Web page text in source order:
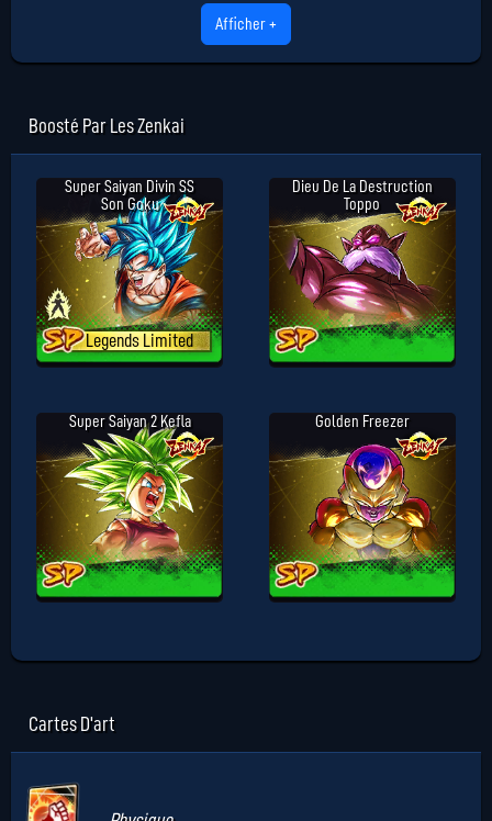
Afficher +
Boosté Par Les Zenkai
Super Saiyan Divin SS
Son Goku
Legends Limited
Dieu De La Destruction
Toppo
Super Saiyan 2 Kefla Golden Freezer
Cartes D'art